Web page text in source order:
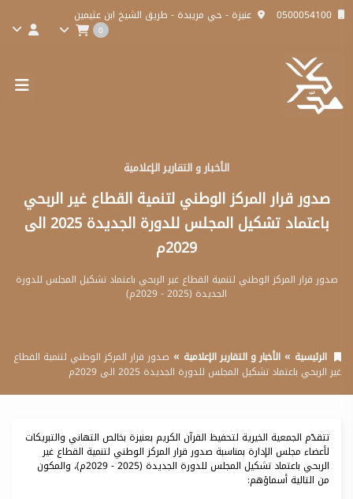
0500054100 عنيزة - حي مريبدة - طريق الشيخ ابن عثيمين
0
الأخبار و التقارير الإعلامية
صدور قرار المركز الوطني لتنمية القطاع غير الربحي
باعتماد تشكيل المجلس للدورة الجديدة 2025 الى
2029م
صدور قرار المركز الوطني لتنمية القطاع غير الربحي باعتماد تشكيل المجلس للدورة
الجديدة (2025 - 2029م)
الرئيسية الأخبار و التقارير الإعلامية
صدور قرار المركز الوطني لتنمية القطاع
غير الربحي باعتماد تشكيل المجلس للدورة الجديدة 2025 الى 2029م
تتقدّم الجمعية الخيرية لتحفيظ القرآن الكريم بعنيزة بخالص التهاني والتبريكات
لأعضاء مجلس الإدارة بمناسبة صدور قرار المركز الوطني لتنمية القطاع غير
الربحي باعتماد تشكيل المجلس للدورة الجديدة (2025 - 2029م)، والمكون
من التالية أسماؤهم: